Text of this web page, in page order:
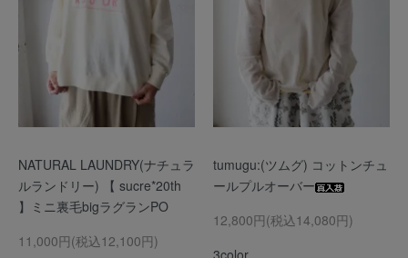
NATURAL LAUNDRY(ナチュラ
ルランドリー) 【 sucre*20th
】ミニ裏毛bigラグランPO
11,000円(税込12,100円)
tumugu:(ツムグ) コットンチュ
ールプルオーバー
12,800円(税込14,080円)
3color